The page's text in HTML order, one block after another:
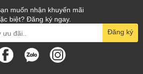
muốn nhận khuyến mãi
biệt? Đăng ký ngay.
Đăng ký